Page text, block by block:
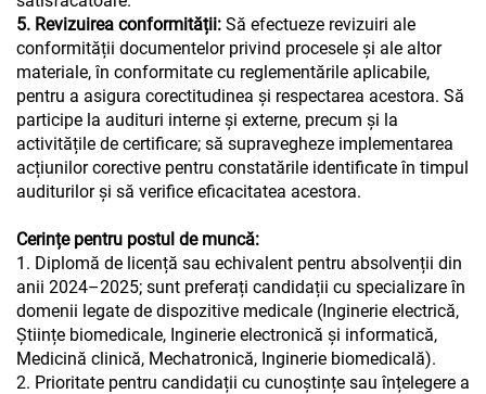
5. Revizuirea conformității: Să efectueze revizuiri ale
conformității documentelor privind procesele și ale altor
materiale, în conformitate cu reglementările aplicabile,
pentru a asigura corectitudinea și respectarea acestora. Să
participe la audituri interne și externe, precum și la
activitățile de certificare; să supravegheze implementarea
acțiunilor corective pentru constatările identificate în timpul
auditurilor și să verifice eficacitatea acestora.
Cerințe pentru postul de muncă:
1. Diplomă de licență sau echivalent pentru absolvenții din
anii 2024–2025; sunt preferați candidații cu specializare în
domenii legate de dispozitive medicale (Inginerie electrică,
Științe biomedicale, Inginerie electronică și informatică,
Medicină clinică, Mechatronică, Inginerie biomedicală).
2. Prioritate pentru candidații cu cunoștințe sau înțelegere a